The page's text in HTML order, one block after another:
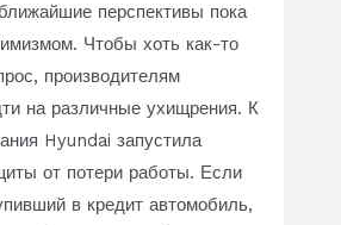
перспективы пока
Чтобы хоть как-то
производителям
на различные ухищрения. К
Hyundai запустила
от потери работы. Если
в кредит автомобиль,